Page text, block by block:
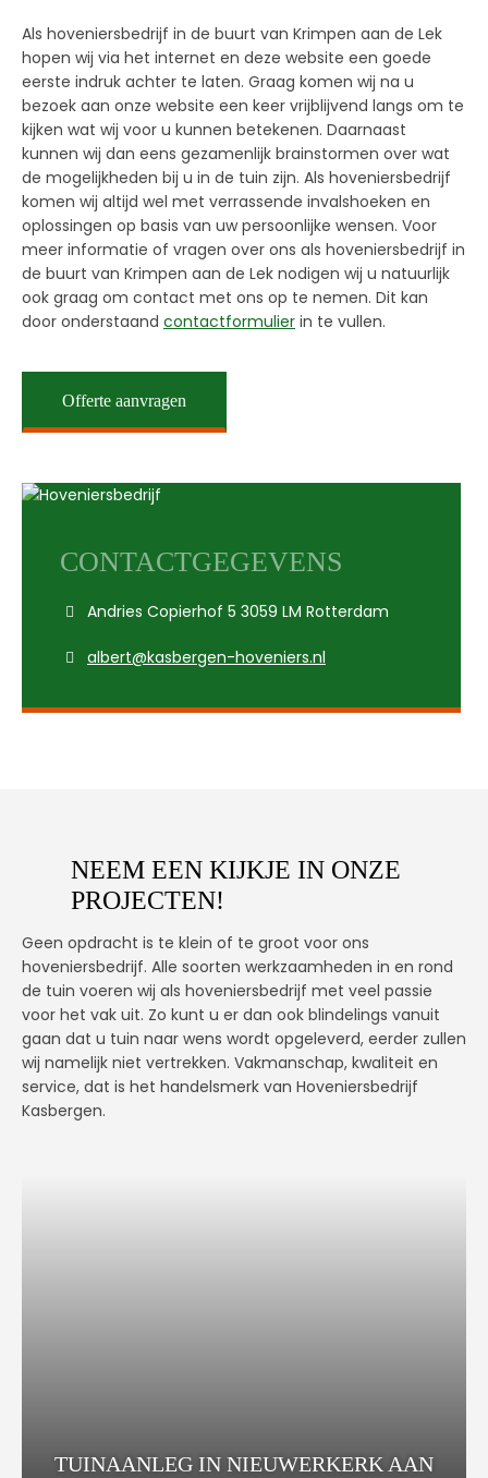
Als hoveniersbedrijf in de buurt van Krimpen aan de Lek
hopen wij via het internet en deze website een goede
eerste indruk achter te laten. Graag komen wij na u
bezoek aan onze website een keer vrijblijvend langs om te
kijken wat wij voor u kunnen betekenen. Daarnaast
kunnen wij dan eens gezamenlijk brainstormen over wat
de mogelijkheden bij u in de tuin zijn. Als hoveniersbedrijf
komen wij altijd wel met verrassende invalshoeken en
oplossingen op basis van uw persoonlijke wensen. Voor
meer informatie of vragen over ons als hoveniersbedrijf in
de buurt van Krimpen aan de Lek nodigen wij u natuurlijk
ook graag om contact met ons op te nemen. Dit kan
door onderstaand contactformulier in te vullen.
Offerte aanvragen
CONTACTGEGEVENS
Andries Copierhof 5 3059 LM Rotterdam
albert@kasbergen-hoveniers.nl
NEEM EEN KIJKJE IN ONZE
PROJECTEN!
Geen opdracht is te klein of te groot voor ons
hoveniersbedrijf. Alle soorten werkzaamheden in en rond
de tuin voeren wij als hoveniersbedrijf met veel passie
voor het vak uit. Zo kunt u er dan ook blindelings vanuit
gaan dat u tuin naar wens wordt opgeleverd, eerder zullen
wij namelijk niet vertrekken. Vakmanschap, kwaliteit en
service, dat is het handelsmerk van Hoveniersbedrijf
Kasbergen.
TUINAANLEG IN NIEUWERKERK AAN